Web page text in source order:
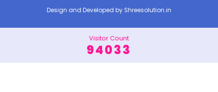
Design and Developed by Shreesolution.in
Visitor Count
94033